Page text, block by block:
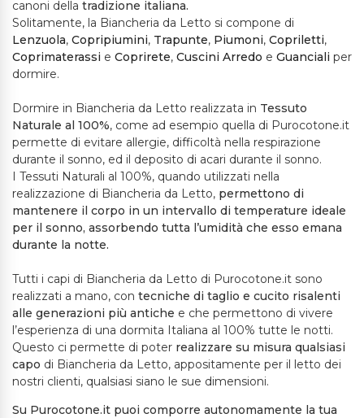
canoni della tradizione italiana.
Solitamente, la Biancheria da Letto si compone di
Lenzuola, Copripiumini, Trapunte, Piumoni, Copriletti,
Coprimaterassi e Coprirete, Cuscini Arredo e Guanciali per
dormire.
Dormire in Biancheria da Letto realizzata in Tessuto
Naturale al 100%, come ad esempio quella di Purocotone.it
permette di evitare allergie, difficoltà nella respirazione
durante il sonno, ed il deposito di acari durante il sonno.
I Tessuti Naturali al 100%, quando utilizzati nella
realizzazione di Biancheria da Letto, permettono di
mantenere il corpo in un intervallo di temperature ideale
per il sonno, assorbendo tutta l’umidità che esso emana
durante la notte.
Tutti i capi di Biancheria da Letto di Purocotone.it sono
realizzati a mano, con tecniche di taglio e cucito risalenti
alle generazioni più antiche e che permettono di vivere
l’esperienza di una dormita Italiana al 100% tutte le notti.
Questo ci permette di poter realizzare su misura qualsiasi
capo di Biancheria da Letto, appositamente per il letto dei
nostri clienti, qualsiasi siano le sue dimensioni.
Su Purocotone.it puoi comporre autonomamente la tua